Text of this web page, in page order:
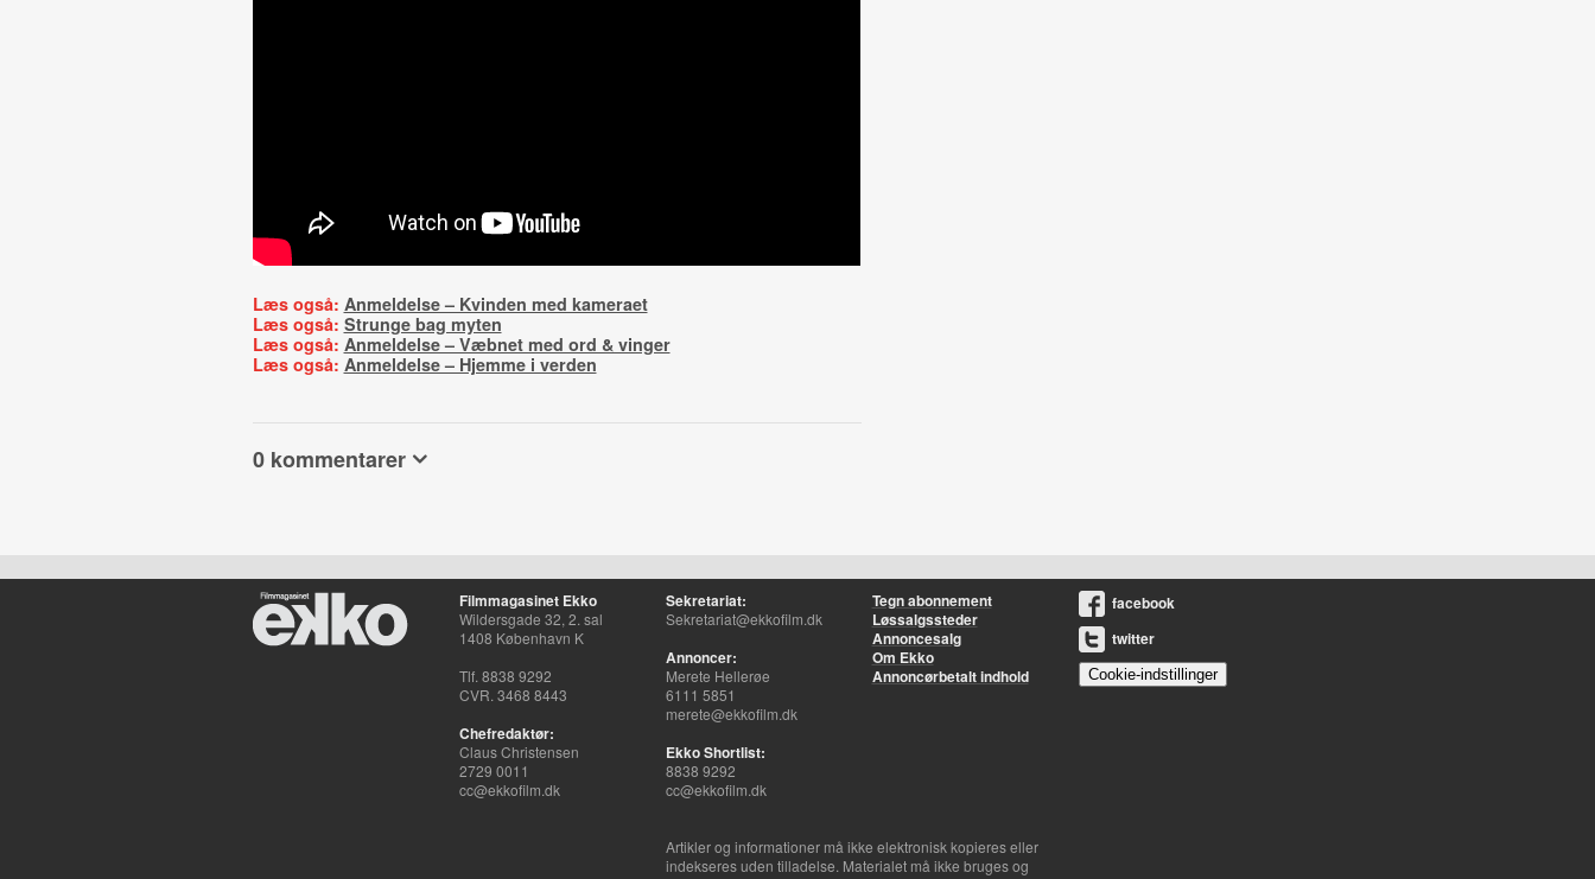
Læs også: Anmeldelse – Kvinden med kameraet
Læs også: Strunge bag myten
Læs også: Anmeldelse – Væbnet med ord & vinger
Læs også: Anmeldelse – Hjemme i verden
0 kommentarer
Filmmagasinet Ekko
Wildersgade 32, 2. sal
1408 København K
Tlf. 8838 9292
CVR. 3468 8443
Chefredaktør:
Claus Christensen
2729 0011
cc@ekkofilm.dk
Sekretariat:
Sekretariat@ekkofilm.dk
Annoncer:
Merete Hellerøe
6111 5851
merete@ekkofilm.dk
Ekko Shortlist:
8838 9292
cc@ekkofilm.dk
Tegn abonnement
Løssalgssteder
Annoncesalg
Om Ekko
Annoncørbetalt indhold
facebook
twitter
Cookie-indstillinger
Artikler og informationer må ikke elektronisk kopieres eller
indekseres uden tilladelse. Materialet må ikke bruges og